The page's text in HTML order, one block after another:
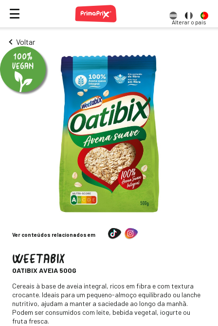
Alterar o país
Voltar
Ver conteúdos relacionados em
WEETABIX
OATIBIX AVEIA 500G
Descripción
Cereais à base de aveia integral, ricos em fibra e com textura
crocante. Ideais para um pequeno-almoço equilibrado ou lanche
nutritivo, ajudam a manter a saciedade ao longo da manhã.
Podem ser consumidos com leite, bebida vegetal, iogurte ou
fruta fresca.